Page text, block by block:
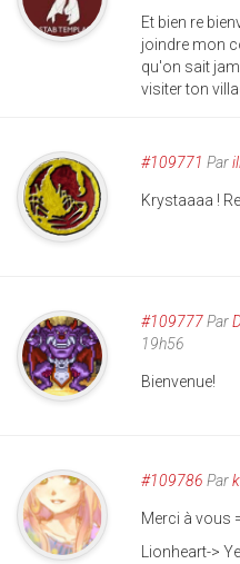
Et bien re
joindre mon
qu'on sait
visiter ton
#109771 Par
Krystaaaa !
#109777Par
19h56
Bienvenue!
#109786 Par
Merci à vous
Lionheart->